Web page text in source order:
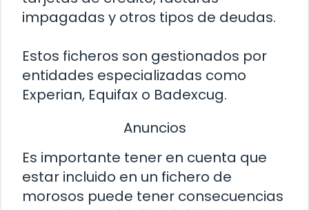
impagadas y otros tipos de deudas.
Estos ficheros son gestionados por
entidades especializadas como
Experian, Equifax o Badexcug.
Anuncios
Es importante tener en cuenta que
estar incluido en un fichero de
morosos puede tener consecuencias